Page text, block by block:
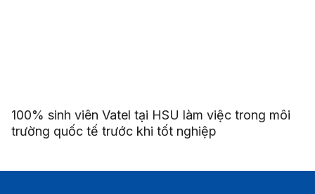
100% sinh viên Vatel tại HSU làm việc trong môi
trường quốc tế trước khi tốt nghiệp